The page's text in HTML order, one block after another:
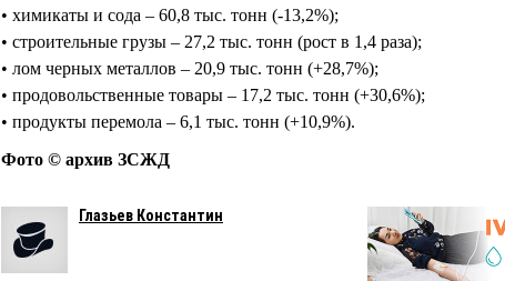
• химикаты и сода – 60,8 тыс. тонн (-13,2%);
• строительные грузы – 27,2 тыс. тонн (рост в 1,4 раза);
• лом черных металлов – 20,9 тыс. тонн (+28,7%);
• продовольственные товары – 17,2 тыс. тонн (+30,6%);
• продукты перемола – 6,1 тыс. тонн (+10,9%).
Фото © архив ЗСЖД
Глазьев Константин